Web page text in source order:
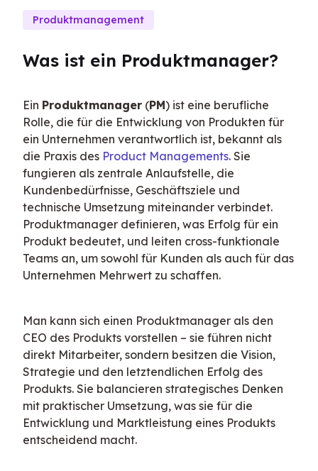
Produktmanagement
Was ist ein Produktmanager?
Ein Produktmanager (PM) ist eine berufliche
Rolle, die für die Entwicklung von Produkten für
ein Unternehmen verantwortlich ist, bekannt als
die Praxis des Product Managements. Sie
fungieren als zentrale Anlaufstelle, die
Kundenbedürfnisse, Geschäftsziele und
technische Umsetzung miteinander verbindet.
Produktmanager definieren, was Erfolg für ein
Produkt bedeutet, und leiten cross-funktionale
Teams an, um sowohl für Kunden als auch für das
Unternehmen Mehrwert zu schaffen.
Man kann sich einen Produktmanager als den
CEO des Produkts vorstellen – sie führen nicht
direkt Mitarbeiter, sondern besitzen die Vision,
Strategie und den letztendlichen Erfolg des
Produkts. Sie balancieren strategisches Denken
mit praktischer Umsetzung, was sie für die
Entwicklung und Marktleistung eines Produkts
entscheidend macht.